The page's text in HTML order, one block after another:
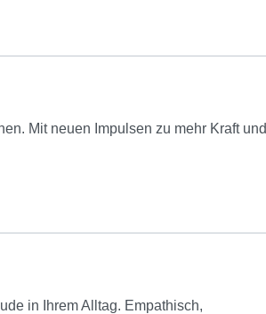
Mit neuen Impulsen zu mehr Kraft und
in Ihrem Alltag. Empathisch,